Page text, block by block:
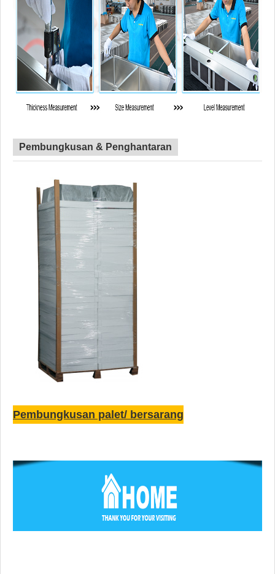
Pembungkusan & Penghantaran
Pembungkusan palet/ bersarang